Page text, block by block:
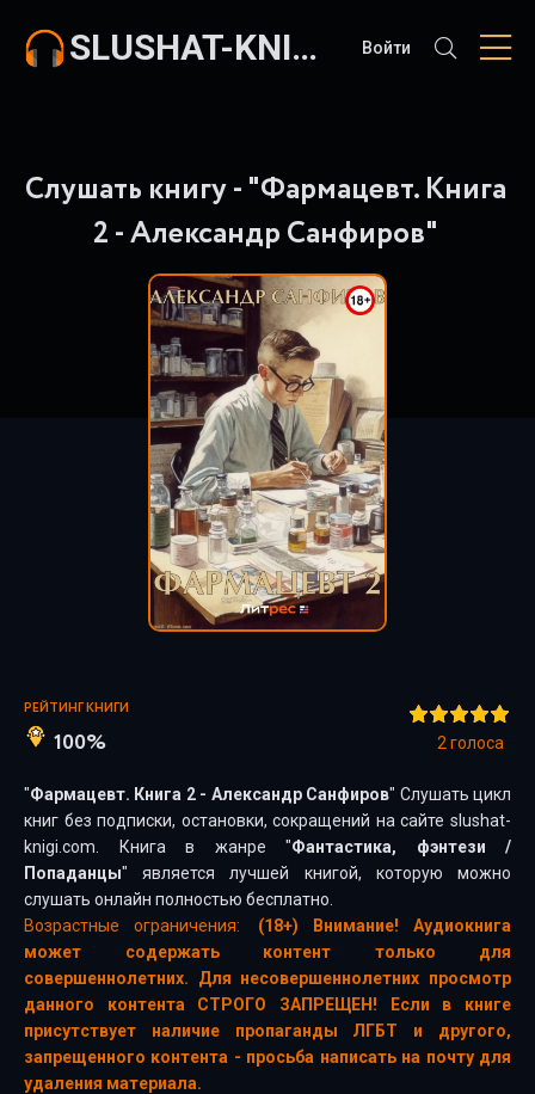
SLUSHAT-KNIGI.COM Войти
Слушать книгу - "Фармацевт. Книга
2 - Александр Санфиров"
РЕЙТИНГ КНИГИ
100% 2 голоса
"Фармацевт. Книга 2 - Александр Санфиров" Слушать цикл
книг без подписки, остановки, сокращений на сайте slushat-
knigi.com. Книга в жанре "Фантастика, фэнтези /
Попаданцы" является лучшей книгой, которую можно
слушать онлайн полностью бесплатно.
Возрастные ограничения:
(18+) Внимание! Аудиокнига
может содержать контент только для
совершеннолетних. Для несовершеннолетних просмотр
данного контента СТРОГО ЗАПРЕЩЕН! Если в книге
присутствует наличие пропаганды ЛГБТ и другого,
запрещенного контента - просьба написать на почту для
удаления материала.